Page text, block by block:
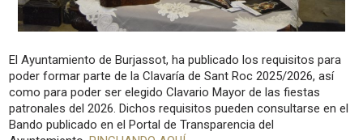
El Ayuntamiento de Burjassot, ha publicado los requisitos para
poder formar parte de la Clavaría de Sant Roc 2025/2026, así
como para poder ser elegido Clavario Mayor de las fiestas
patronales del 2026. Dichos requisitos pueden consultarse en el
Bando publicado en el Portal de Transparencia del